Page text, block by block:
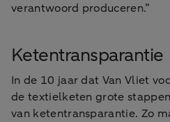
verantwoord produceren.”
Ketentransparantie
In de 10 jaar dat Van Vliet
de textielketen grote
van ketentransparantie. Zo